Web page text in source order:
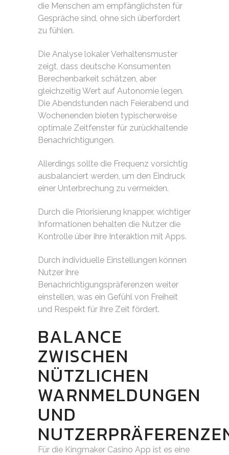
die Menschen am empfänglichsten für
Gespräche sind, ohne sich überfordert
zu fühlen.
Die Analyse lokaler Verhaltensmuster
zeigt, dass deutsche Konsumenten
Berechenbarkeit schätzen, aber
gleichzeitig Wert auf Autonomie legen.
Die Abendstunden nach Feierabend und
Wochenenden bieten typischerweise
optimale Zeitfenster für zurückhaltende
Benachrichtigungen.
Allerdings sollte die Frequenz vorsichtig
ausbalanciert werden, um den Eindruck
einer Unterbrechung zu vermeiden.
Durch die Priorisierung knapper, wichtiger
Informationen behalten die Nutzer die
Kontrolle über ihre Interaktion mit Apps.
Durch individuelle Einstellungen können
Nutzer ihre
Benachrichtigungspräferenzen weiter
einstellen, was ein Gefühl von Freiheit
und Respekt für ihre Zeit fördert.
BALANCE
ZWISCHEN
NÜTZLICHEN
WARNMELDUNGEN
UND
Für die Kingmaker Casino App ist es eine